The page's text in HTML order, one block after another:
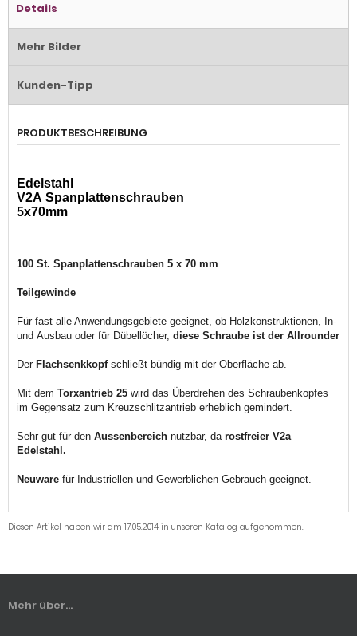
Details
Mehr Bilder
Kunden-Tipp
PRODUKTBESCHREIBUNG
Edelstahl
V2A Spanplattenschrauben
5x70mm
100 St. Spanplattenschrauben 5 x 70 mm
Teilgewinde
Für fast alle Anwendungsgebiete geeignet, ob Holzkonstruktionen, In-
und Ausbau oder für Dübellöcher, diese Schraube ist der Allrounder
Der Flachsenkkopfschließt bündig mit der Oberfläche ab.
Mit dem Torxantrieb 25 wird das Überdrehen des Schraubenkopfes
im Gegensatz zum Kreuzschlitzantrieb erheblich gemindert.
Sehr gut für den Aussenbereich nutzbar, darostfreier V2a
Edelstahl.
Neuware für Industriellen und Gewerblichen Gebrauch geeignet.
Diesen Artikel haben wir am 17.05.2014 in unseren Katalog aufgenommen.
Mehr über...